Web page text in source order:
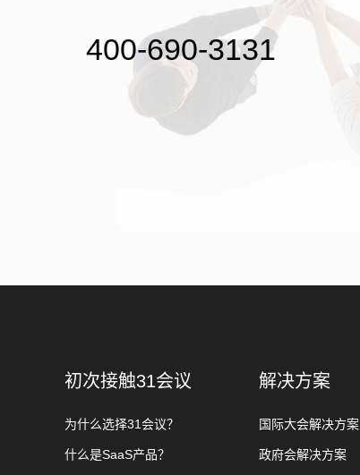
400-690-3131
初次接触31会议
为什么选择31会议？
什么是SaaS产品？
解决方案
国际大会解决方案
政府会解决方案